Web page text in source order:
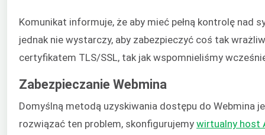
Komunikat informuje, że aby mieć pełną kontrolę nad
jednak nie wystarczy, aby zabezpieczyć coś tak
certyfikatem TLS/SSL, tak jak wspomnieliśmy
Zabezpieczanie Webmina
Domyślną metodą uzyskiwania dostępu do Webmina
rozwiązać ten problem, skonfigurujemy wirtualny host